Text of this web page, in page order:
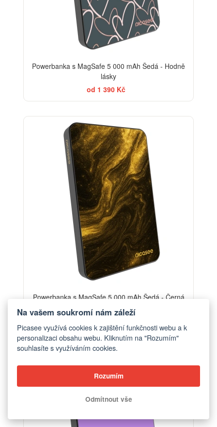
Powerbanka s MagSafe 5 000 mAh Šedá - Hodně
lásky
od 1 390 Kč
Powerbanka s MagSafe 5 000 mAh Šedá - Černá
od 1 390 Kč
Na vašem soukromí nám záleží
Picasee využívá cookies k zajištění funkčnosti webu a k
personalizaci obsahu webu. Kliknutím na "Rozumím"
souhlasíte s využíváním cookies.
Rozumím
Odmítnout vše